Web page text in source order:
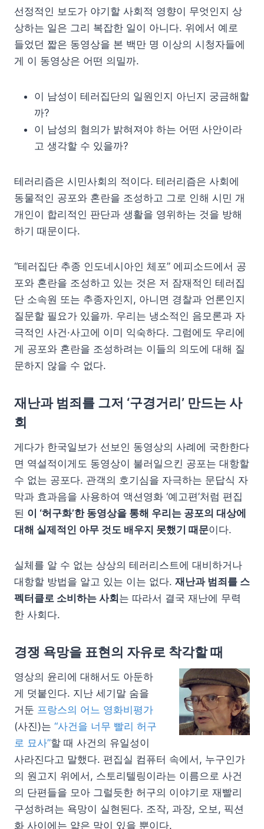
선정적인 보도가 야기할 사회적 영향이 무엇인지 상
상하는 일은 그리 복잡한 일이 아니다. 위에서 예로
들었던 짧은 동영상을 본 백만 명 이상의 시청자들에
게 이 동영상은 어떤 의밀까.
이 남성이 테러집단의 일원인지 아닌지 궁금해할
까?
이 남성의 혐의가 밝혀져야 하는 어떤 사안이라
고 생각할 수 있을까?
테러리즘은 시민사회의 적이다. 테러리즘은 사회에
동물적인 공포와 혼란을 조성하고 그로 인해 시민 개
개인이 합리적인 판단과 생활을 영위하는 것을 방해
하기 때문이다.
“테러집단 추종 인도네시아인 체포” 에피소드에서 공
포와 혼란을 조성하고 있는 것은 저 잠재적인 테러집
단 소속원 또는 추종자인지, 아니면 경찰과 언론인지
질문할 필요가 있을까. 우리는 냉소적인 음모론과 자
극적인 사건·사고에 이미 익숙하다. 그럼에도 우리에
게 공포와 혼란을 조성하려는 이들의 의도에 대해 질
문하지 않을 수 없다.
재난과 범죄를 그저 ‘구경거리’ 만드는 사
회
게다가 한국일보가 선보인 동영상의 사례에 국한한다
면 역설적이게도 동영상이 불러일으킨 공포는 대항할
수 없는 공포다. 관객의 호기심을 자극하는 문답식 자
막과 효과음을 사용하여 액션영화 ‘예고편’처럼 편집
된 이 ‘허구화’한 동영상을 통해 우리는 공포의 대상에
대해 실제적인 아무 것도 배우지 못했기 때문이다.
실체를 알 수 없는 상상의 테러리스트에 대비하거나
대항할 방법을 알고 있는 이는 없다. 재난과 범죄를 스
펙터클로 소비하는 사회는 따라서 결국 재난에 무력
한 사회다.
경쟁 욕망을 표현의 자유로 착각할 때
영상의 윤리에 대해서도 아둔하
게 덧붙인다. 지난 세기말 숨을
거둔 프랑스의 어느 영화비평가
(사진)는 “사건을 너무 빨리 허구
로 묘사”할 때 사건의 유일성이
사라진다고 말했다. 편집실 컴퓨터 속에서, 누구인가
의 원고지 위에서, 스토리텔링이라는 이름으로 사건
의 단편들을 모아 그럴듯한 허구의 이야기로 재빨리
구성하려는 욕망이 실현된다. 조작, 과장, 오보, 픽션
화 사이에는 얇은 막이 있을 뿐이다.